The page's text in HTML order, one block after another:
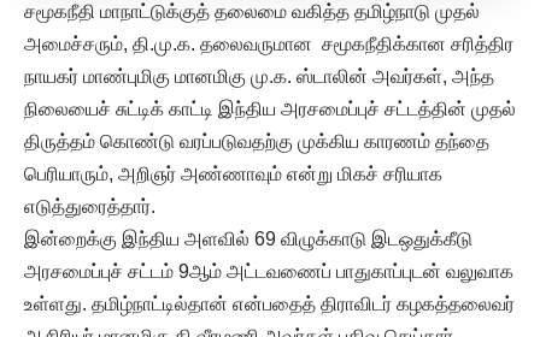
சமூகநீதி மாநாட்டுக்குத் தலைமை வகித்த தமிழ்நாடு முதல்
அமைச்சரும், தி.மு.க. தலைவருமான சமூகநீதிக்கான சரித்திர
நாயகர் மாண்புமிகு மானமிகு மு.க. ஸ்டாலின் அவர்கள், அந்த
நிலையைச் சுட்டிக் காட்டி இந்திய அரசமைப்புச் சட்டத்தின் முதல்
திருத்தம் கொண்டு வரப்படுவதற்கு முக்கிய காரணம் தந்தை
பெரியாரும், அறிஞர் அண்ணாவும் என்று மிகச் சரியாக
எடுத்துரைத்தார்.
இன்றைக்கு இந்திய அளவில் 69 விழுக்காடு இடஒதுக்கீடு
அரசமைப்புச் சட்டம் 9ஆம் அட்டவணைப் பாதுகாப்புடன் வலுவாக
உள்ளது. தமிழ்நாட்டில்தான் என்பதைத் திராவிடர் கழகத்தலைவர்